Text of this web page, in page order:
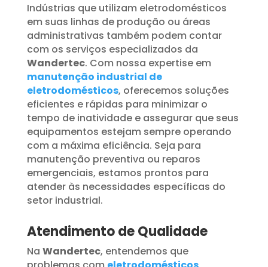
Indústrias que utilizam eletrodomésticos
em suas linhas de produção ou áreas
administrativas também podem contar
com os serviços especializados da
Wandertec. Com nossa expertise em
manutenção industrial de
eletrodomésticos, oferecemos soluções
eficientes e rápidas para minimizar o
tempo de inatividade e assegurar que seus
equipamentos estejam sempre operando
com a máxima eficiência. Seja para
manutenção preventiva ou reparos
emergenciais, estamos prontos para
atender às necessidades específicas do
setor industrial.
Atendimento de Qualidade
Na Wandertec, entendemos que